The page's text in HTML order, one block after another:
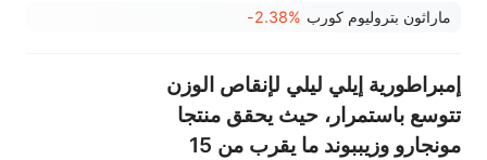
ماراثون بتروليوم كورب -2.38%
إمبراطورية إيلي ليلي لإنقاص الوزن
تتوسع باستمرار، حيث يحقق منتجا
مونجارو وزيببوند ما يقرب من 15